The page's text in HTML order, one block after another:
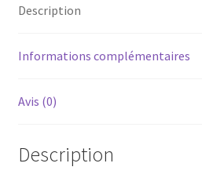
aux
XIX
Description
Informations complémentaires
Avis (0)
Description